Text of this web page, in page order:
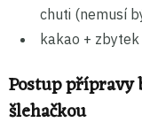
chuti (nemusí
kakao +
Postup přípravy
šlehačkou